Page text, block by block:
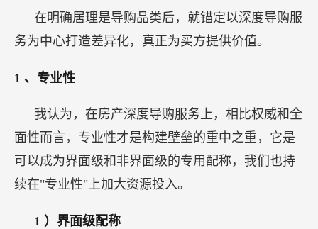
在明确居理是导购品类后，就锚定以深度导购服
务为中心打造差异化，真正为买方提供价值。
1 、专业性
我认为，在房产深度导购服务上，相比权威和全
面性而言，专业性才是构建壁垒的重中之重，它是
可以成为界面级和非界面级的专用配称，我们也持
续在"专业性"上加大资源投入。
1 ）界面级配称